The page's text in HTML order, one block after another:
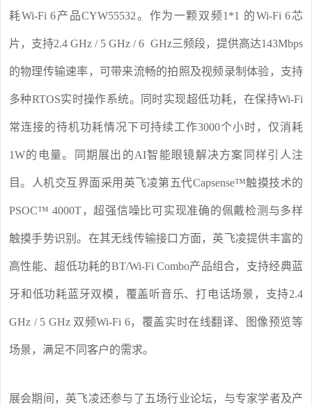
耗Wi-Fi 6产品CYW55532。作为一颗双频1*1 的Wi-Fi 6芯
片，支持2.4 GHz / 5 GHz / 6 GHz三频段，提供高达143Mbps
的物理传输速率，可带来流畅的拍照及视频录制体验，支持
多种RTOS实时操作系统。同时实现超低功耗，在保持Wi-Fi
常连接的待机功耗情况下可持续工作3000个小时，仅消耗
1W的电量。同期展出的AI智能眼镜解决方案同样引人注
目。人机交互界面采用英飞凌第五代Capsense™触摸技术的
PSOC™ 4000T，超强信噪比可实现准确的佩戴检测与多样
触摸手势识别。在其无线传输接口方面，英飞凌提供丰富的
高性能、超低功耗的BT/Wi-Fi Combo产品组合，支持经典蓝
牙和低功耗蓝牙双模，覆盖听音乐、打电话场景，支持2.4
GHz / 5 GHz 双频Wi-Fi 6，覆盖实时在线翻译、图像预览等
场景，满足不同客户的需求。
展会期间，英飞凌还参与了五场行业论坛，与专家学者及产